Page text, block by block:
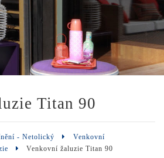
Titan 90
- Netolický
Venkovní
Venkovní žaluzie Titan 90